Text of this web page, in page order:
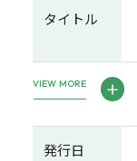
タイトル
VIEW MORE
発行日